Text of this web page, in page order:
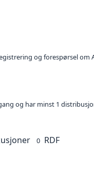
og forespørsel
og har minst 1
0 RDF